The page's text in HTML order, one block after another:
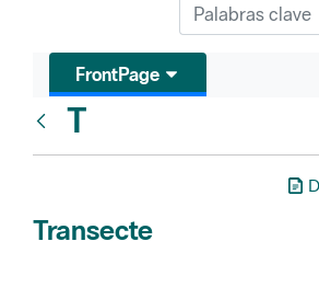
FrontPage
T
Transecte